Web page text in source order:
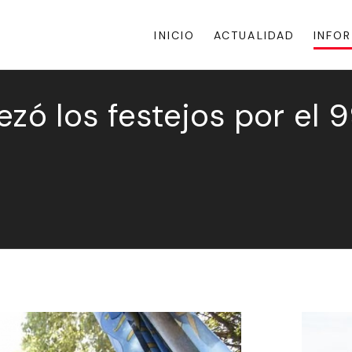
INICIO ACTUALIDAD
los festejos por el